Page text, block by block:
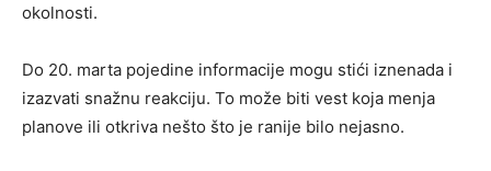
okolnosti.
Do 20. marta pojedine informacije mogu stići iznenada i
izazvati snažnu reakciju. To može biti vest koja menja
planove ili otkriva nešto što je ranije bilo nejasno.